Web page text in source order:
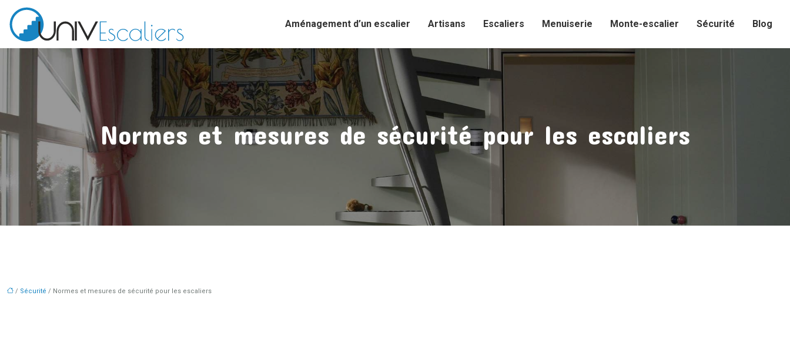
Aménagement d’un escalier Artisans Escaliers Menuiserie Monte-escalier Sécurité Blog
Normes et mesures de sécurité pour les escaliers
/ Sécurité / Normes et mesures de sécurité pour les escaliers